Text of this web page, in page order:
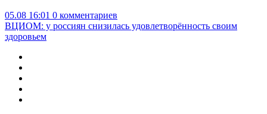
05.08 16:01 0 комментариев
ВЦИОМ: у россиян снизилась удовлетворённость своим
здоровьем